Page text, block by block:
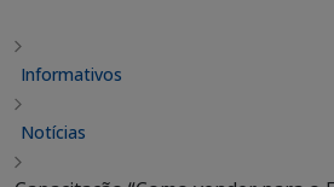
Informativos
Notícias